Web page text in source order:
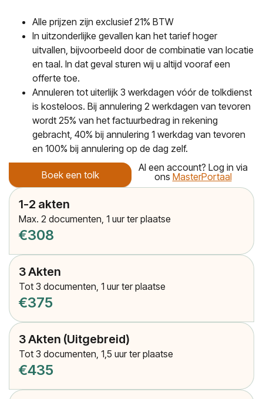
Alle prijzen zijn exclusief 21% BTW
In uitzonderlijke gevallen kan het tarief hoger
uitvallen, bijvoorbeeld door de combinatie van locatie
en taal. In dat geval sturen wij u altijd vooraf een
offerte toe.
Annuleren tot uiterlijk 3 werkdagen vóór de tolkdienst
is kosteloos. Bij annulering 2 werkdagen van tevoren
wordt 25% van het factuurbedrag in rekening
gebracht, 40% bij annulering 1 werkdag van tevoren
en 100% bij annulering op de dag zelf.
Boek een tolk
Al een account? Log in via
ons MasterPortaal
1-2 akten
Max. 2 documenten, 1 uur ter plaatse
€308
3 Akten
Tot 3 documenten, 1 uur ter plaatse
€375
3 Akten (Uitgebreid)
Tot 3 documenten, 1,5 uur ter plaatse
€435